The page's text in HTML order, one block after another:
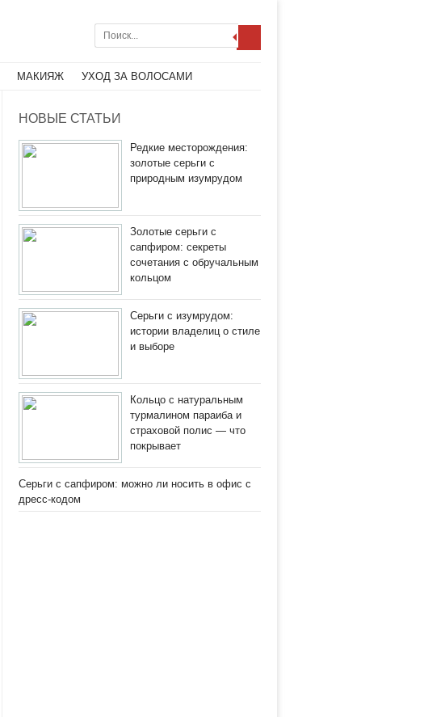
МАКИЯЖ УХОД ЗА ВОЛОСАМИ
НОВЫЕ СТАТЬИ
Редкие месторождения:
золотые серьги с
природным изумрудом
Золотые серьги с
сапфиром: секреты
сочетания с обручальным
кольцом
Серьги с изумрудом:
истории владелиц о стиле
и выборе
Кольцо с натуральным
турмалином параиба и
страховой полис — что
покрывает
Серьги с сапфиром: можно ли носить в офис с
дресс-кодом